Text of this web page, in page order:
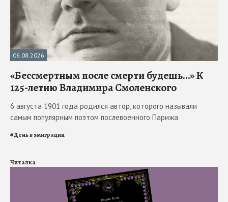
06.08.2026
«Бессмертным после смерти будешь…» К
125-летию Владимира Смоленского
6 августа 1901 года родился автор, которого называли
самым популярным поэтом послевоенного Парижа
#День в эмиграции
Читалка